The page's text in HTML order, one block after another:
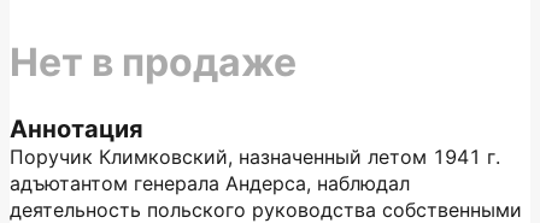
Аннотация
Поручик Климковский, назначенный летом 1941 г.
адъютантом генерала Андерса, наблюдал
деятельность польского руководства собственными
Нет в продаже